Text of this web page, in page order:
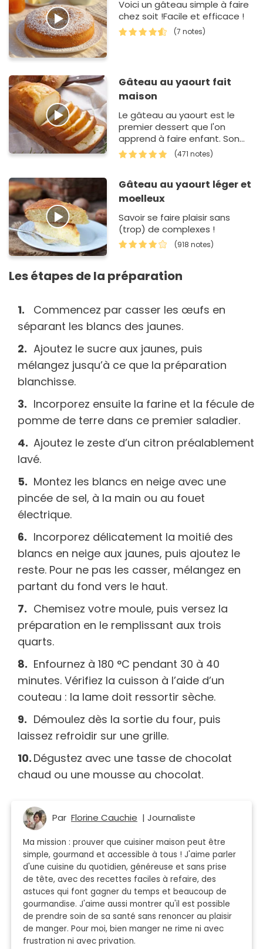
Voici un gâteau simple à faire
chez soit !Facile et efficace !
(7 notes)
Gâteau au yaourt fait
maison
Le gâteau au yaourt est le
premier dessert que l'on
apprend à faire enfant. Son
grand atout est sa simplicité :
le pot sert de doseur pour
(471 notes)
Gâteau au yaourt léger et
moelleux
Savoir se faire plaisir sans
(trop) de complexes !
(918 notes)
Les étapes de la préparation
Commencez par casser les œufs en
séparant les blancs des jaunes.
Ajoutez le sucre aux jaunes, puis
mélangez jusqu’à ce que la préparation
blanchisse.
Incorporez ensuite la farine et la fécule de
pomme de terre dans ce premier saladier.
Ajoutez le zeste d’un citron préalablement
lavé.
Montez les blancs en neige avec une
pincée de sel, à la main ou au fouet
électrique.
Incorporez délicatement la moitié des
blancs en neige aux jaunes, puis ajoutez le
reste. Pour ne pas les casser, mélangez en
partant du fond vers le haut.
Chemisez votre moule, puis versez la
préparation en le remplissant aux trois
quarts.
Enfournez à 180 °C pendant 30 à 40
minutes. Vérifiez la cuisson à l’aide d’un
couteau : la lame doit ressortir sèche.
Démoulez dès la sortie du four, puis
laissez refroidir sur une grille.
Dégustez avec une tasse de chocolat
chaud ou une mousse au chocolat.
Par Florine Cauchie | Journaliste
Ma mission : prouver que cuisiner maison peut être
simple, gourmand et accessible à tous ! J'aime parler
d'une cuisine du quotidien, généreuse et sans prise
de tête, avec des recettes faciles à refaire, des
astuces qui font gagner du temps et beaucoup de
gourmandise. J'aime aussi montrer qu'il est possible
de prendre soin de sa santé sans renoncer au plaisir
de manger. Pour moi, bien manger ne rime ni avec
frustration ni avec privation.